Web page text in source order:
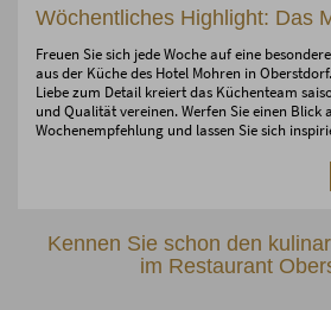
Wöchentliches Highlight: Das
Freuen Sie sich jede Woche auf eine
aus der Küche des Hotel Mohren in
Liebe zum Detail kreiert das Küchenteam
und Qualität vereinen. Werfen Sie einen Blick
Wochenempfehlung und lassen Sie sich
Kennen Sie schon den
im Restaurant